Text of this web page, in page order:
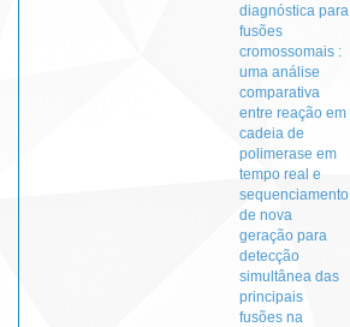
diagnóstica para
fusões
cromossomais :
uma análise
comparativa
entre reação em
cadeia de
polimerase em
tempo real e
sequenciamento
de nova
geração para
detecção
simultânea das
principais
fusões na